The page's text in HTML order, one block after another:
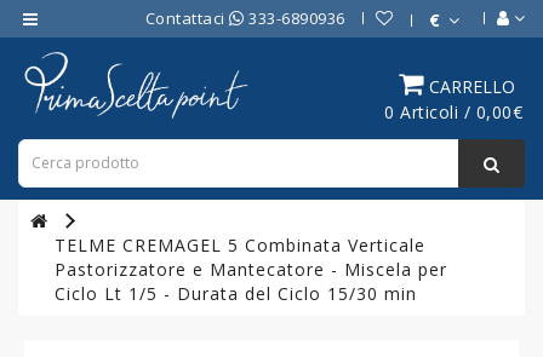
Contattaci 333-6890936 €
CARRELLO
0 Articoli / 0,00€
Category
ATTREZZATURE
BAR
ATTREZZATURE
PROFESSIONALI
CUCINA
TELME CREMAGEL 5 Combinata Verticale
Pastorizzatore e Mantecatore - Miscela per
Ciclo Lt 1/5 - Durata del Ciclo 15/30 min